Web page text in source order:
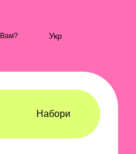
Укр
Набори